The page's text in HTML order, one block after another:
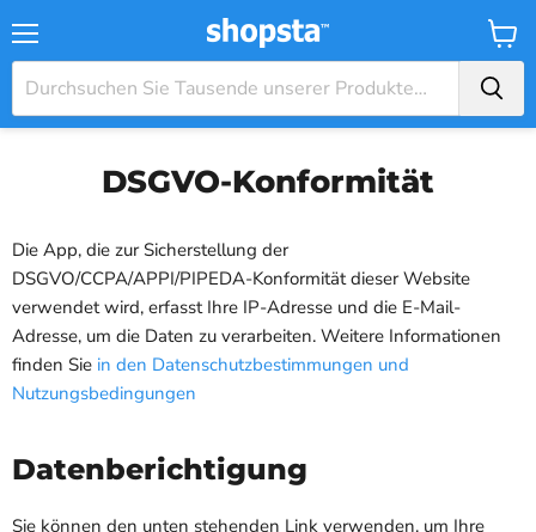
DSGVO-Konformität
Die App, die zur Sicherstellung der
DSGVO/CCPA/APPI/PIPEDA-Konformität dieser Website
verwendet wird, erfasst Ihre IP-Adresse und die E-Mail-
Adresse, um die Daten zu verarbeiten. Weitere Informationen
finden Sie in den Datenschutzbestimmungen und
Nutzungsbedingungen
Datenberichtigung
Sie können den unten stehenden Link verwenden, um Ihre